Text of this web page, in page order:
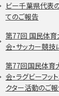
ビー千葉県代表
てのご報告
第77回 国民体育
会・サッカー競技
第77回国民体育
会・ラグビーフッ
クター活動のご